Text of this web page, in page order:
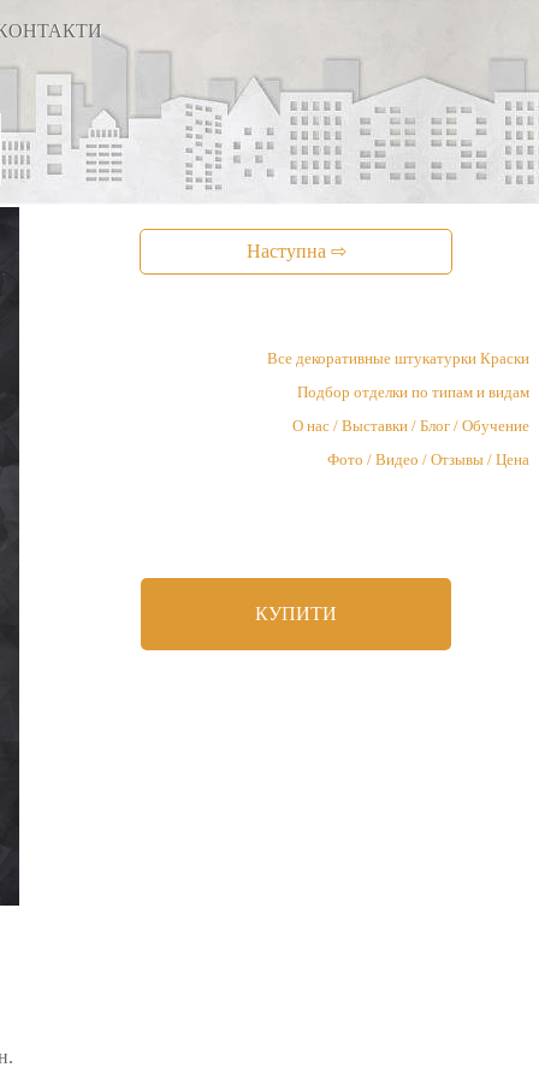
Наступна ⇨
Все декоративные штукатурки Краски
Подбор отделки по типам и видам
О нас / Выставки / Блог / Обучение
Фото / Видео / Отзывы / Цена
КУПИТИ